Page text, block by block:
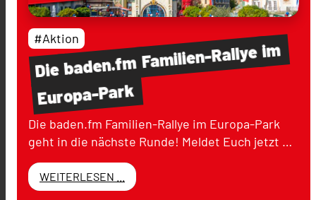
Diebaden.fmFamilien-Rallyeim
Europa-Park
#Aktion
Die baden.fm Familien-Rallye im Europa-Park
geht in die nächste Runde! Meldet Euch jetzt …
WEITERLESEN ...